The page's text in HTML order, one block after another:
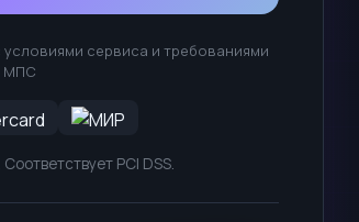
сервиса и требованиями
МПС
PCI DSS.